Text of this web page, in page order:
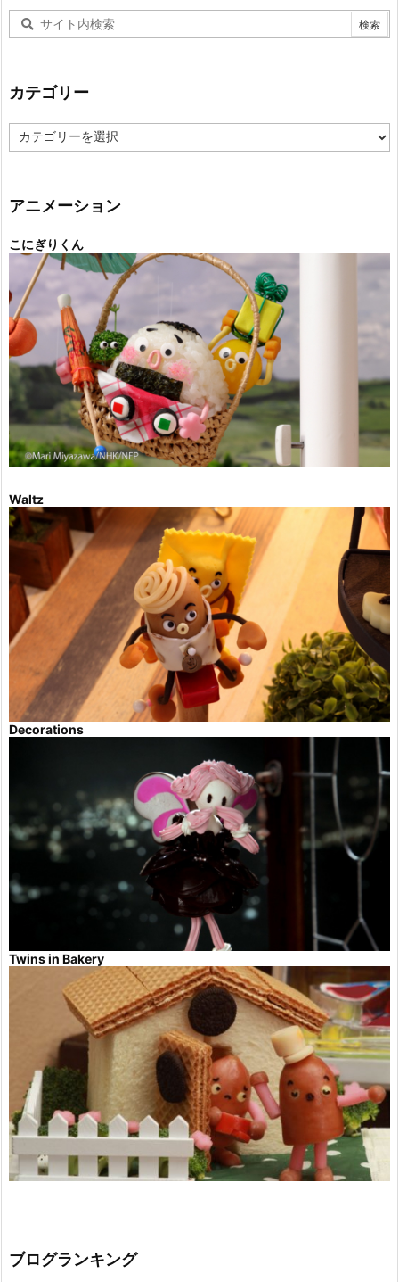
カテゴリー
テ
ー
アニメーション
こにぎりくん
Waltz
Decorations
Twins in Bakery
ブログランキング